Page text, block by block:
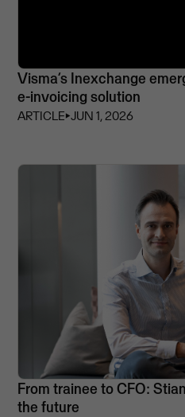
Visma’s Inexchange
e-invoicing solution
ARTICLE⏵JUN 1, 2026
From trainee to CFO:
the future